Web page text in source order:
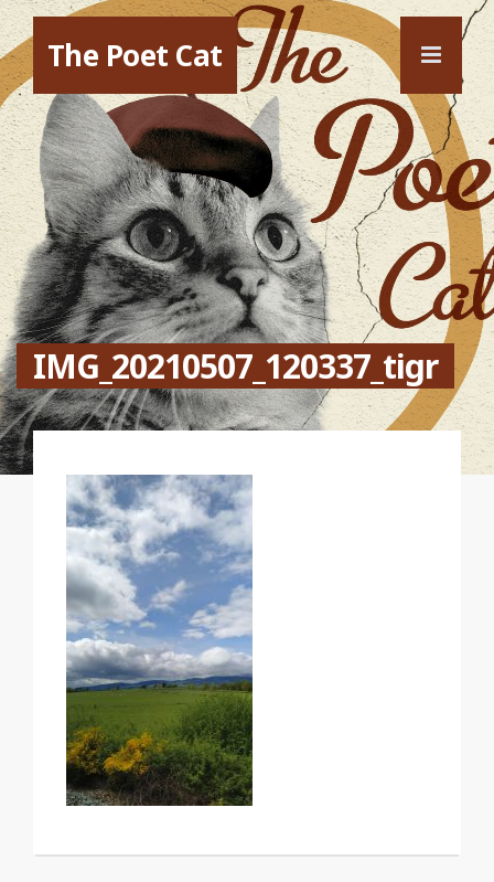
The Poet Cat
IMG_20210507_120337_tigr